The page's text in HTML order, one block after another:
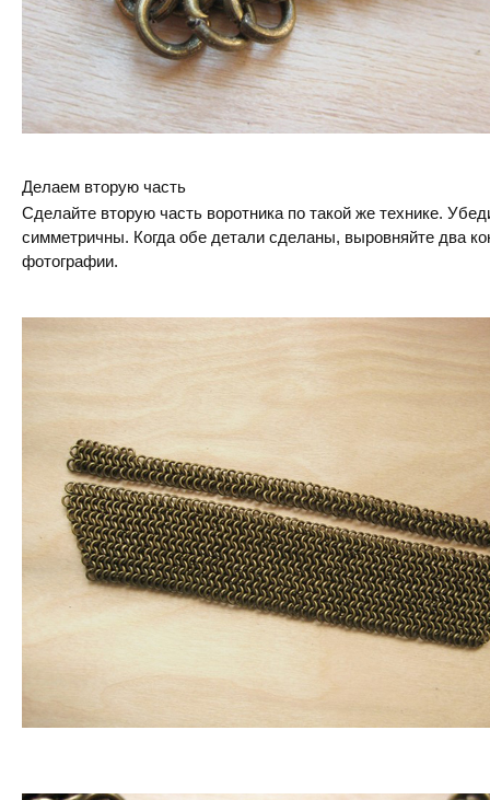
Делаем вторую часть
Сделайте вторую часть воротника по такой же технике.
симметричны. Когда обе детали сделаны, выровняйте два
фотографии.